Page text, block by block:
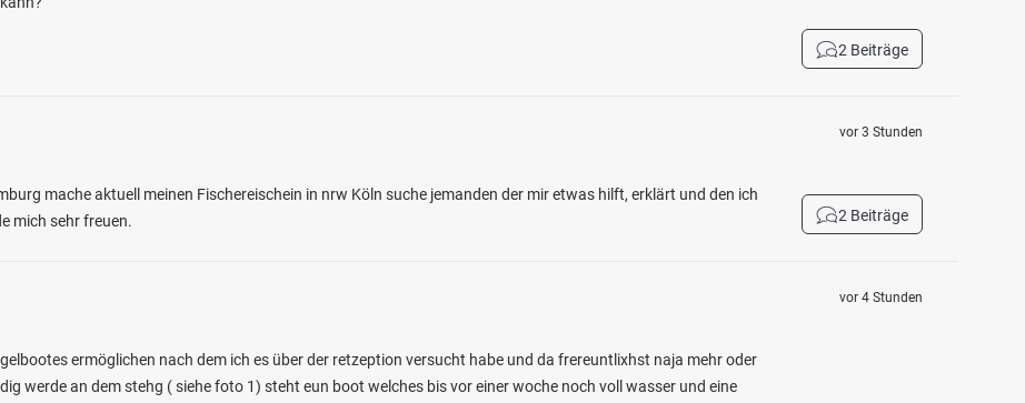
(Neumagen-Dhron)
2 Beiträge
mache aktuell meinen Fischereischein in nrw Köln suche jemanden der mir etwas hilft, erklärt und den ich
mich sehr freuen.
vor 3 Stunden
2 Beiträge
ermöglichen nach dem ich es über der retzeption versucht habe und da frereuntlixhst naja mehr oder
werde an dem stehg ( siehe foto 1) steht eun boot welches bis vor einer woche noch voll wasser und eine
vor 4 Stunden